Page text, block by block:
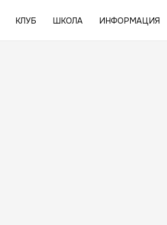
КЛУБ ШКОЛА ИНФОРМАЦИЯ